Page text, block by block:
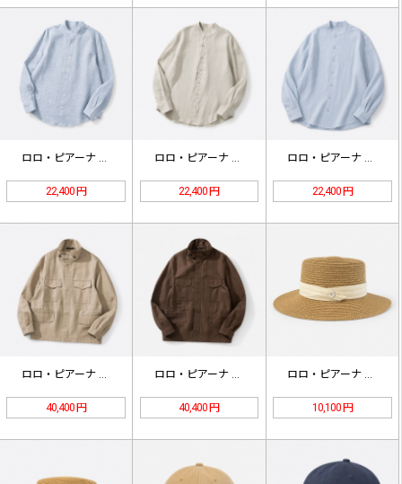
ロロ・ピアーナ エリア ソレールリネ…
22,400 円
ロロ・ピアーナ エリア ソレールリネ…
22,400 円
ロロ・ピアーナ エリア ソレールリネ…
22,400 円
40,400 円 40,400 円 10,100 円